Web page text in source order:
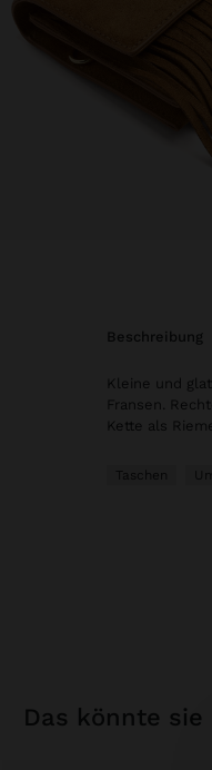
beschreibung
Kleine und
Fransen.
Kette als
Taschen
das könnte